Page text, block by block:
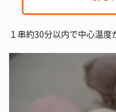
１串約30分以内で中心温